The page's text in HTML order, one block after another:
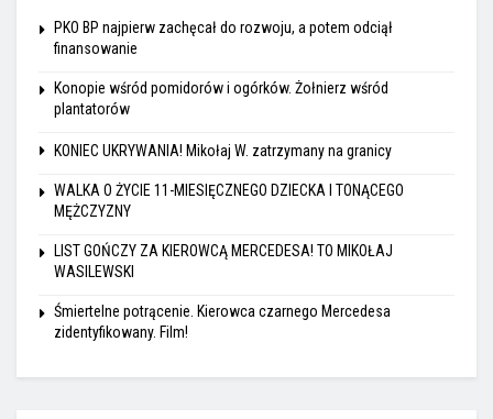
PKO BP najpierw zachęcał do rozwoju, a potem odciął
finansowanie
Konopie wśród pomidorów i ogórków. Żołnierz wśród
plantatorów
KONIEC UKRYWANIA! Mikołaj W. zatrzymany na granicy
WALKA O ŻYCIE 11-MIESIĘCZNEGO DZIECKA I TONĄCEGO
MĘŻCZYZNY
LIST GOŃCZY ZA KIEROWCĄ MERCEDESA! TO MIKOŁAJ
WASILEWSKI
Śmiertelne potrącenie. Kierowca czarnego Mercedesa
zidentyfikowany. Film!